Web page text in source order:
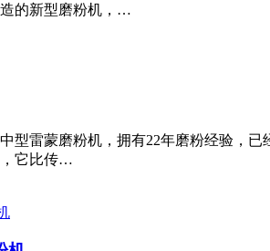
的新型磨粉机，…
型雷蒙磨粉机，拥有22年磨粉经验，
它比传…